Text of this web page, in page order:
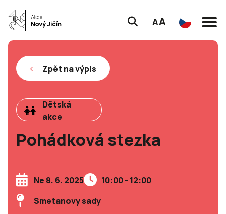
AA
Zpět na výpis
Dětská
akce
Pohádková stezka
Ne 8. 6. 2025
10:00 - 12:00
Smetanovy sady